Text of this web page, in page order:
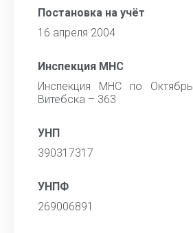
Постановка на учёт
16 апреля 2004
Инспекция МНС
Инспекция МНС по
Витебска – 363
УНП
390317317
УНПФ
269006891